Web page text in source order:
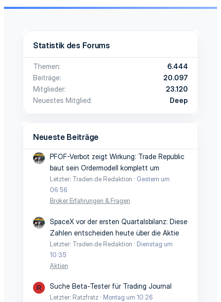
Statistik des Forums
Themen
6.444
Beiträge
20.097
Mitglieder
23.120
Neuestes Mitglied
Deep
Neueste Beiträge
PFOF-Verbot zeigt Wirkung: Trade Republic
baut sein Ordermodell komplett um
Letzter: Traden.de Redaktion
Gestern um
06:56
Broker Erfahrungen & Fragen
SpaceX vor der ersten Quartalsbilanz: Diese
Zahlen entscheiden heute über die Aktie
Letzter: Traden.de Redaktion
Dienstag um
10:35
Aktien
R Suche Beta-Tester für Trading Journal
Letzter: Ratzfratz
Montag um 10:26